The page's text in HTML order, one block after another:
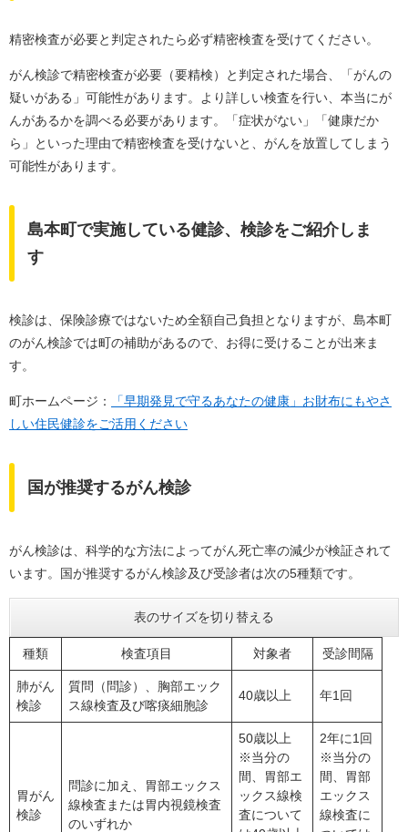
精密検査が必要と判定されたら必ず精密検査を受けてください。
がん検診で精密検査が必要（要精検）と判定された場合、「がんの
疑いがある」可能性があります。より詳しい検査を行い、本当にが
んがあるかを調べる必要があります。「症状がない」「健康だか
ら」といった理由で精密検査を受けないと、がんを放置してしまう
可能性があります。
島本町で実施している健診、検診をご紹介しま
す
検診は、保険診療ではないため全額自己負担となりますが、島本町
のがん検診では町の補助があるので、お得に受けることが出来ま
す。
町ホームページ：
「早期発見で守るあなたの健康」お財布にもやさ
しい住民健診をご活用ください
国が推奨するがん検診
がん検診は、科学的な方法によってがん死亡率の減少が検証されて
います。国が推奨するがん検診及び受診者は次の5種類です。
表のサイズを切り替える
種類 検査項目 対象者 受診間隔
肺がん
検診
質問（問診）、胸部エック
ス線検査及び喀痰細胞診
40歳以上 年1回
胃がん
検診
問診に加え、胃部エックス
線検査または胃内視鏡検査
のいずれか
50歳以上
※当分の
間、胃部エ
ックス線検
査について
2年に1回
※当分の
間、胃部
エックス
線検査に